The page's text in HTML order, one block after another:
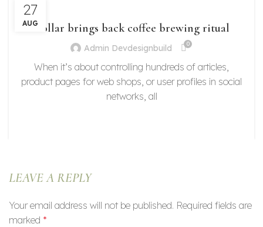
27
AUGCollar brings back coffee brewing ritual
Admin Devdesignbuild 0
When it’s about controlling hundreds of articles,
product pages for web shops, or user profiles in social
networks, all
LEAVE A REPLY
Your email address will not be published. Required fields are
marked *